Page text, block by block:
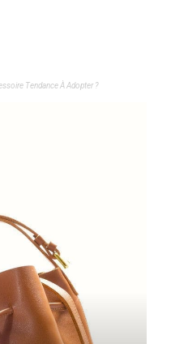
Tendance À Adopter ?